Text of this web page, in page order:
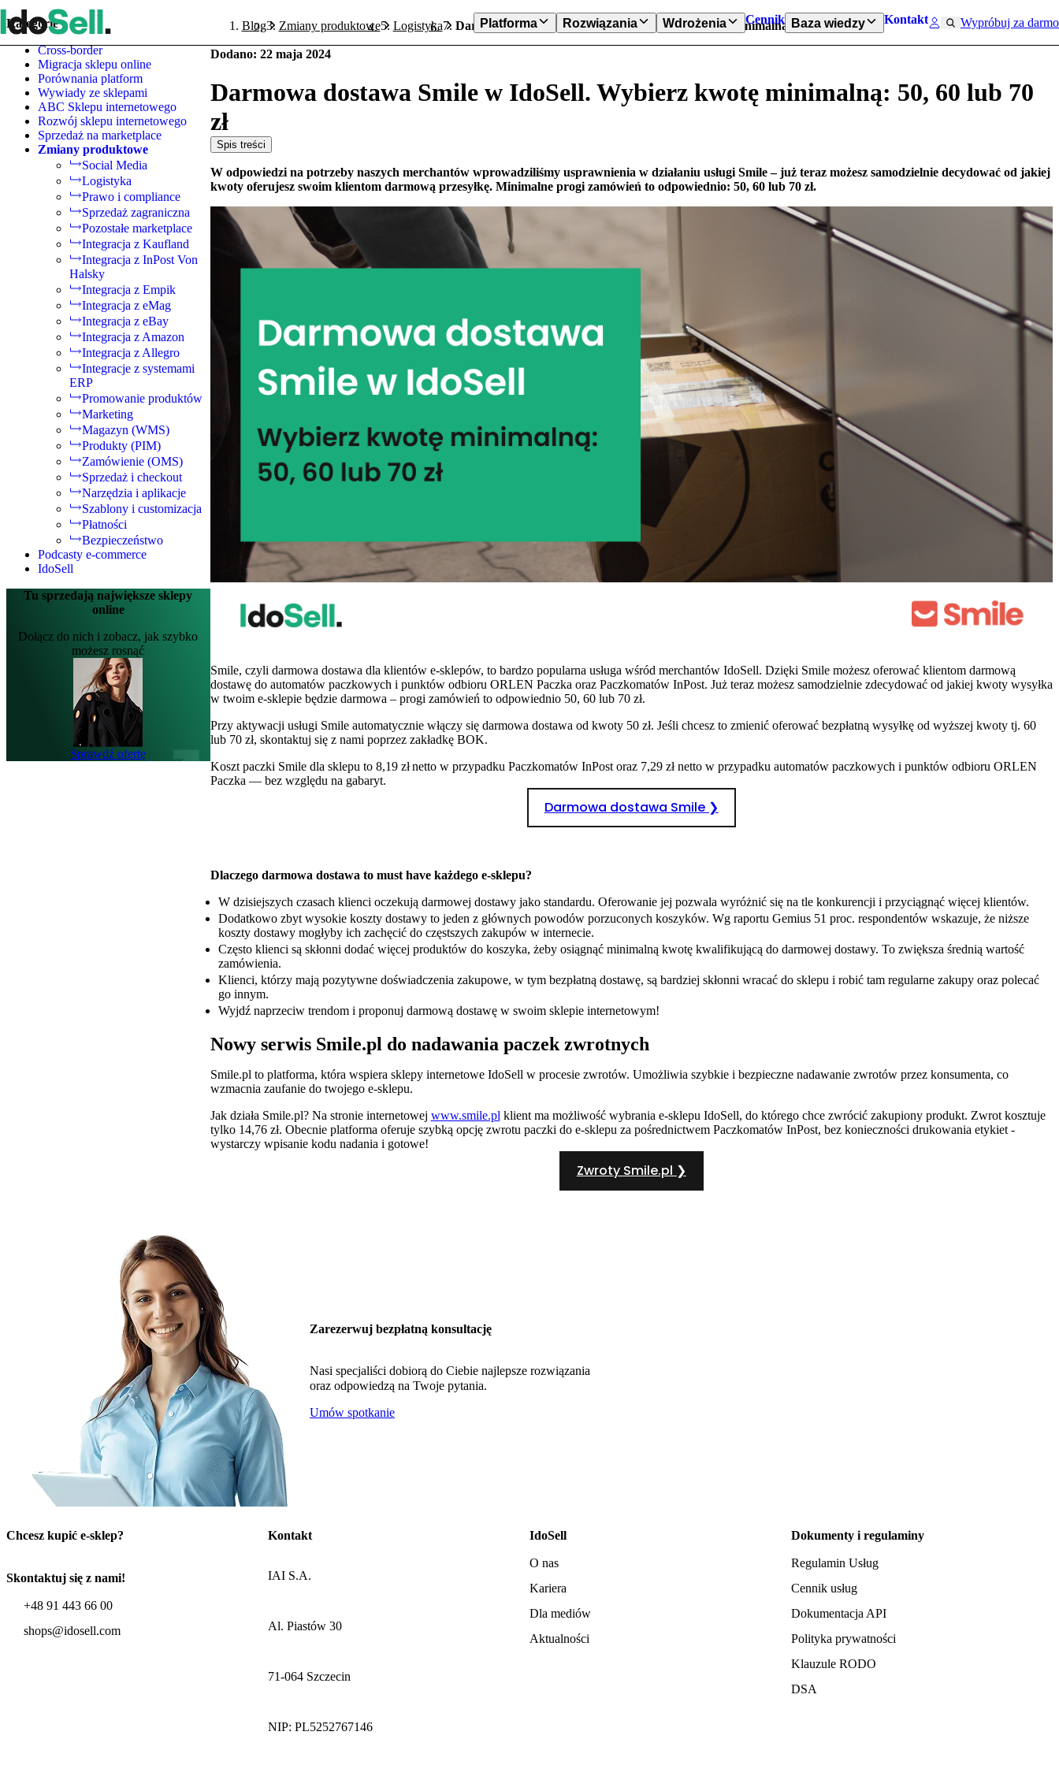
Platforma Rozwiązania Wdrożenia Cennik Baza wiedzy Kontakt Wypróbuj za darmo
Kategorie
Cross-border
Migracja sklepu online
Porównania platform
Wywiady ze sklepami
ABC Sklepu internetowego
Rozwój sklepu internetowego
Sprzedaż na marketplace
Zmiany produktowe
Social Media
Logistyka
Prawo i compliance
Sprzedaż zagraniczna
Pozostałe marketplace
Integracja z Kaufland
Integracja z InPost Von
Halsky
Integracja z Empik
Integracja z eMag
Integracja z eBay
Integracja z Amazon
Integracja z Allegro
Integracje z systemami
ERP
Promowanie produktów
Marketing
Magazyn (WMS)
Produkty (PIM)
Zamówienie (OMS)
Sprzedaż i checkout
Narzędzia i aplikacje
Szablony i customizacja
Płatności
Bezpieczeństwo
Podcasty e-commerce
IdoSell
Tu sprzedają największe sklepy
online
Dołącz do nich i zobacz, jak szybko
możesz rosnąć
Sprawdź ofertę
Blog Zmiany produktowe Logistyka Darmowa dostawa Smile w IdoSell. Wybierz kwotę minimalną: 50, 60 lub 70 zł
Dodano: 22 maja 2024
Darmowa dostawa Smile w IdoSell. Wybierz kwotę minimalną: 50, 60 lub 70
zł
Spis treści
W odpowiedzi na potrzeby naszych merchantów wprowadziliśmy usprawnienia w działaniu usługi Smile – już teraz możesz samodzielnie decydować od jakiej
kwoty oferujesz swoim klientom darmową przesyłkę. Minimalne progi zamówień to odpowiednio: 50, 60 lub 70 zł.
Smile, czyli darmowa dostawa dla klientów e-sklepów, to bardzo popularna usługa wśród merchantów IdoSell. Dzięki Smile możesz oferować klientom darmową
dostawę do automatów paczkowych i punktów odbioru ORLEN Paczka oraz Paczkomatów InPost. Już teraz możesz samodzielnie zdecydować od jakiej kwoty wysyłka
w twoim e-sklepie będzie darmowa – progi zamówień to odpowiednio 50, 60 lub 70 zł.
Przy aktywacji usługi Smile automatycznie włączy się darmowa dostawa od kwoty 50 zł. Jeśli chcesz to zmienić oferować bezpłatną wysyłkę od wyższej kwoty tj. 60
lub 70 zł, skontaktuj się z nami poprzez zakładkę BOK.
Koszt paczki Smile dla sklepu to 8,19 zł netto w przypadku Paczkomatów InPost oraz 7,29 zł netto w przypadku automatów paczkowych i punktów odbioru ORLEN
Paczka — bez względu na gabaryt.
Darmowa dostawa Smile ❯
Dlaczego darmowa dostawa to must have każdego e-sklepu?
W dzisiejszych czasach klienci oczekują darmowej dostawy jako standardu. Oferowanie jej pozwala wyróżnić się na tle konkurencji i przyciągnąć więcej klientów.
Dodatkowo zbyt wysokie koszty dostawy to jeden z głównych powodów porzuconych koszyków. Wg raportu Gemius 51 proc. respondentów wskazuje, że niższe
koszty dostawy mogłyby ich zachęcić do częstszych zakupów w internecie.
Często klienci są skłonni dodać więcej produktów do koszyka, żeby osiągnąć minimalną kwotę kwalifikującą do darmowej dostawy. To zwiększa średnią wartość
zamówienia.
Klienci, którzy mają pozytywne doświadczenia zakupowe, w tym bezpłatną dostawę, są bardziej skłonni wracać do sklepu i robić tam regularne zakupy oraz polecać
go innym.
Wyjdź naprzeciw trendom i proponuj darmową dostawę w swoim sklepie internetowym!
Nowy serwis Smile.pl do nadawania paczek zwrotnych
Smile.pl to platforma, która wspiera sklepy internetowe IdoSell w procesie zwrotów. Umożliwia szybkie i bezpieczne nadawanie zwrotów przez konsumenta, co
wzmacnia zaufanie do twojego e-sklepu.
Jak działa Smile.pl? Na stronie internetowej www.smile.pl klient ma możliwość wybrania e-sklepu IdoSell, do którego chce zwrócić zakupiony produkt. Zwrot kosztuje
tylko 14,76 zł. Obecnie platforma oferuje szybką opcję zwrotu paczki do e-sklepu za pośrednictwem Paczkomatów InPost, bez konieczności drukowania etykiet -
wystarczy wpisanie kodu nadania i gotowe!
Zwroty Smile.pl ❯
Zarezerwuj bezpłatną konsultację
Nasi specjaliści dobiorą do Ciebie najlepsze rozwiązania
oraz odpowiedzą na Twoje pytania.
Umów spotkanie
Chcesz kupić e-sklep?
Skontaktuj się z nami!
+48 91 443 66 00
shops@idosell.com
Kontakt
IAI S.A.
Al. Piastów 30
71-064 Szczecin
NIP: PL5252767146
IdoSell
O nas
Kariera
Dla mediów
Aktualności
Dokumenty i regulaminy
Regulamin Usług
Cennik usług
Dokumentacja API
Polityka prywatności
Klauzule RODO
DSA